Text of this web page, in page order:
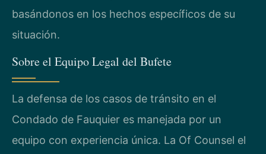
basándonos en los hechos específicos de su
situación.
Sobre el Equipo Legal del Bufete
La defensa de los casos de tránsito en el
Condado de Fauquier es manejada por un
equipo con experiencia única. La Of Counsel el